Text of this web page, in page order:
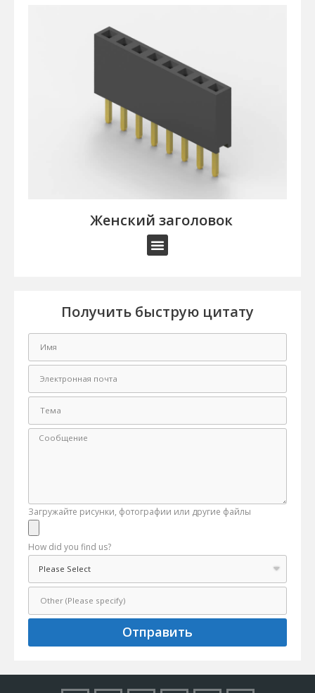
Женский заголовок
Получить быструю цитату
Загружайте рисунки, фотографии или другие файлы
How did you find us?
Отправить